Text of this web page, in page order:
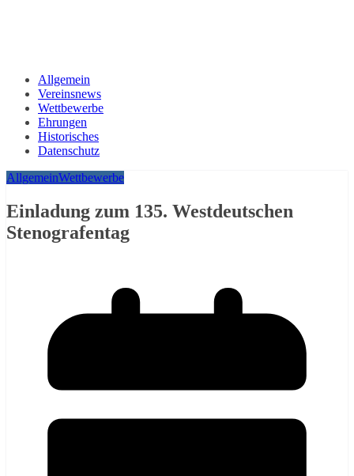
Allgemein
Vereinsnews
Wettbewerbe
Ehrungen
Historisches
Datenschutz
AllgemeinWettbewerbe
Einladung zum 135. Westdeutschen
Stenografentag